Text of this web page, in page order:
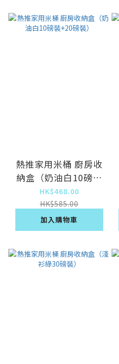
熱推家用米桶 廚房收
納盒（奶油白10磅裝
+20磅裝）
HK$468.00
HK$585.00
加入購物車